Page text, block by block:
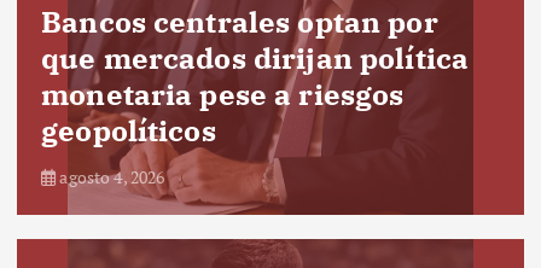
Bancos centrales optan por
que mercados dirijan política
monetaria pese a riesgos
geopolíticos
agosto 4, 2026